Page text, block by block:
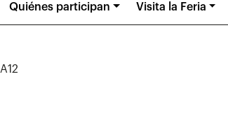
Quiénes participan Visita la Feria
A12